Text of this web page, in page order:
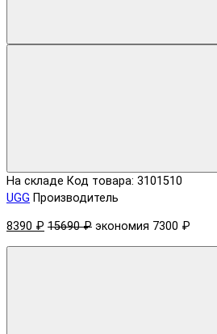
На складе Код товара: 3101510
UGG Производитель
8390 ₽ 15690 ₽ экономия 7300 ₽